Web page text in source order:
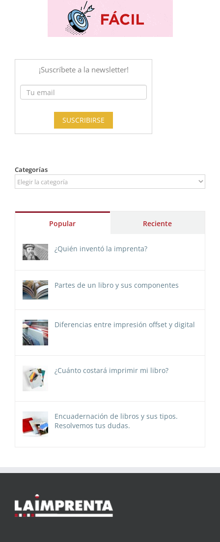
Categorías
Categorías
Popular Reciente
¿Quién inventó la imprenta?
Partes de un libro y sus componentes
Diferencias entre impresión offset y digital
¿Cuánto costará imprimir mi libro?
Encuadernación de libros y sus tipos.
Resolvemos tus dudas.